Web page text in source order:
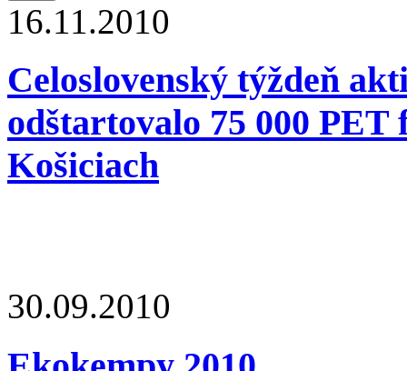
16.11.2010
Celoslovenský týždeň
odštartovalo 75 000
Košiciach
30.09.2010